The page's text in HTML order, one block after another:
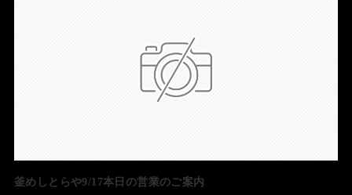
釜めしとらや9/17本日の営業のご案内